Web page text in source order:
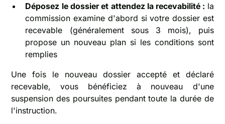
Déposez le dossier et attendez la recevabilité : la
commission examine d'abord si votre dossier est
recevable (généralement sous 3 mois), puis
propose un nouveau plan si les conditions sont
remplies
Une fois le nouveau dossier accepté et déclaré
recevable, vous bénéficiez à nouveau d'une
suspension des poursuites pendant toute la durée de
l'instruction.